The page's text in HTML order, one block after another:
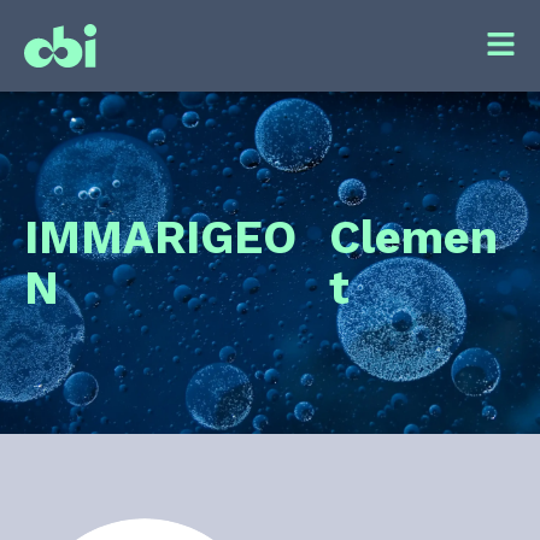
IMMARIGEO
N
Clemen
t